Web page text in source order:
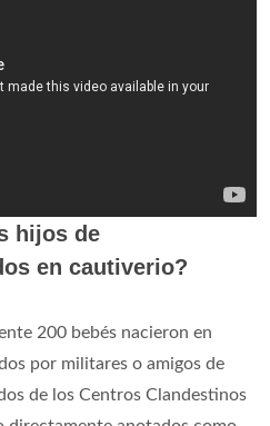
hijos de
en cautiverio?
200 bebés nacieron en
por militares o amigos de
de los Centros Clandestinos